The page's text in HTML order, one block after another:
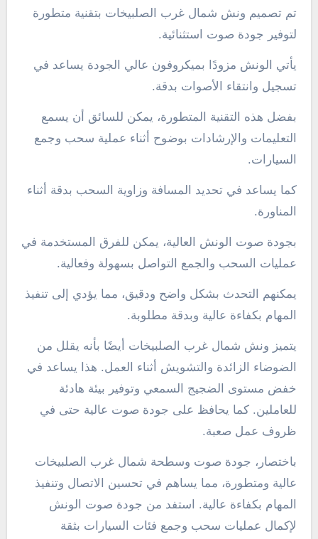
تم تصميم ونش شمال غرب الصلبيخات بتقنية متطورة
لتوفير جودة صوت استثنائية.
يأتي الونش مزودًا بميكروفون عالي الجودة يساعد في
تسجيل وانتقاء الأصوات بدقة.
بفضل هذه التقنية المتطورة، يمكن للسائق أن يسمع
التعليمات والإرشادات بوضوح أثناء عملية سحب وجمع
السيارات.
كما يساعد في تحديد المسافة وزاوية السحب بدقة أثناء
المناورة.
بجودة صوت الونش العالية، يمكن للفرق المستخدمة في
عمليات السحب والجمع التواصل بسهولة وفعالية.
يمكنهم التحدث بشكل واضح ودقيق، مما يؤدي إلى تنفيذ
المهام بكفاءة عالية وبدقة مطلوبة.
يتميز ونش شمال غرب الصلبيخات أيضًا بأنه يقلل من
الضوضاء الزائدة والتشويش أثناء العمل. هذا يساعد في
خفض مستوى الضجيج السمعي وتوفير بيئة هادئة
للعاملين. كما يحافظ على جودة صوت عالية حتى في
ظروف عمل صعبة.
باختصار، جودة صوت وسطحة شمال غرب الصلبيخات
عالية ومتطورة، مما يساهم في تحسين الاتصال وتنفيذ
المهام بكفاءة عالية. استفد من جودة صوت الونش
لإكمال عمليات سحب وجمع فئات السيارات بثقة